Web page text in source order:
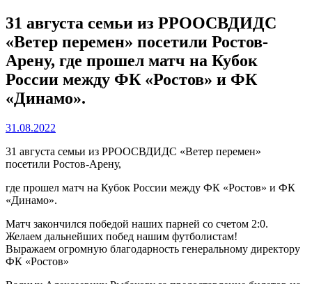
31 августа семьи из РРООСВДИДС
«Ветер перемен» посетили Ростов-
Арену, где прошел матч на Кубок
России между ФК «Ростов» и ФК
«Динамо».
31.08.2022
31 августа семьи из РРООСВДИДС «Ветер перемен»
посетили Ростов-Арену,
где прошел матч на Кубок России между ФК «Ростов» и ФК
«Динамо».
Матч закончился победой наших парней со счетом 2:0.
Желаем дальнейших побед нашим футболистам!
Выражаем огромную благодарность генеральному директору
ФК «Ростов»